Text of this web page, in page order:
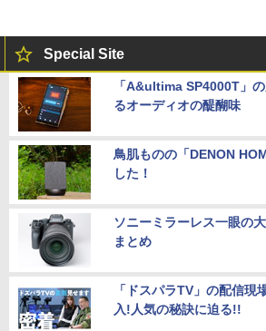
Special Site
「A&ultima SP4000T」
るオーディオの醍醐味
鳥肌ものの「DENON
した！
ソニーミラーレス一眼の
まとめ
「ドスパラTV」の配信現
入!人気の秘訣に迫る!!